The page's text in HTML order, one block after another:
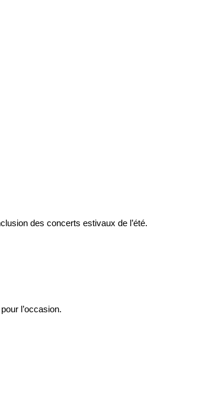
des concerts estivaux de l’été.
l’occasion.